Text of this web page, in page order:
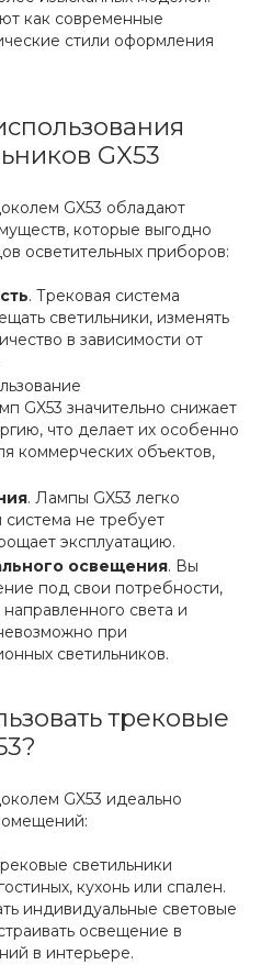
как современные
стили оформления
GX53
GX53 обладают
которые выгодно
осветительных приборов:
. Трековая система
светильники, изменять
в зависимости от
GX53 значительно снижает
что делает их особенно
коммерческих объектов,
. Лампы GX53 легко
система не требует
эксплуатацию.
освещения. Вы
под свои потребности,
света и
при
светильников.
трековые
GX53 идеально
светильники
кухонь или спален.
индивидуальные световые
освещение в
в интерьере.